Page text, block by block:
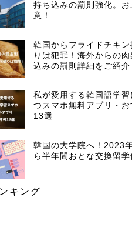
持ち込みの罰則強化。お
意！
韓国からフライドチキン
りは犯罪！海外からの肉
込みの罰則詳細をご紹介
私が愛用する韓国語学習
つスマホ無料アプリ・お
13選
韓国の大学院へ！2023
ら半年間おとな交換留学
キング